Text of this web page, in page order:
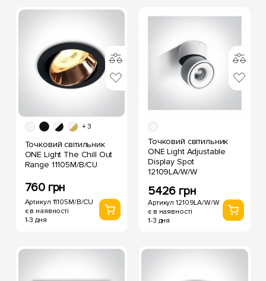
+ 3
Точковий світильник
ONE Light The Chill Out
Range 11105M/B/CU
760 грн
Артикул 11105M/B/CU
є в наявності
1-3 дня
Точковий світильник
ONE Light Adjustable
Display Spot
12109LA/W/W
5426 грн
Артикул 12109LA/W/W
є в наявності
1-3 дня